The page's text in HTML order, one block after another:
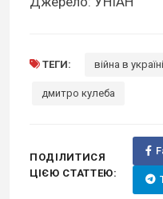
ТЕГИ: війна в україні
дмитро кулеба
ПОДІЛИТИСЯ
ЦІЄЮ СТАТТЕЮ: